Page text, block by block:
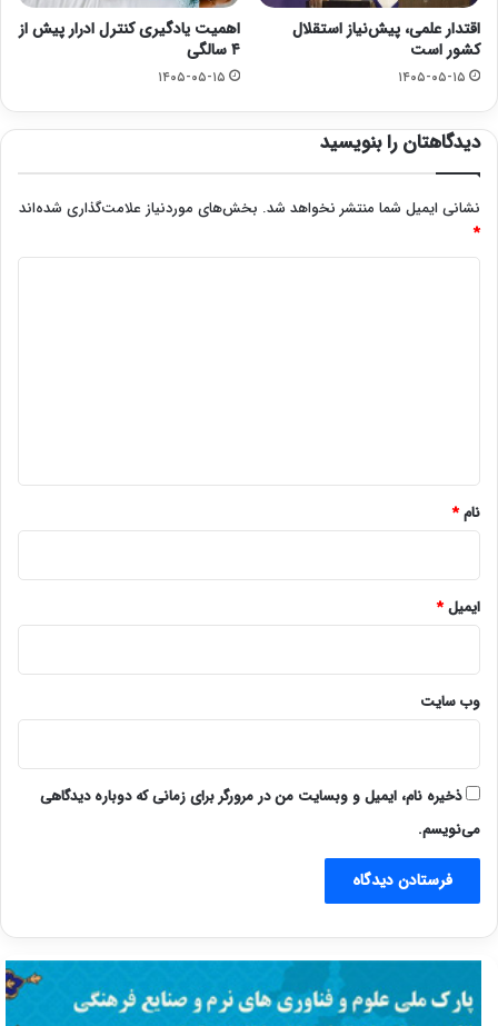
اقتدار علمی، پیش‌نیاز استقلال
کشور است
۱۴۰۵-۰۵-۱۵
اهمیت یادگیری کنترل ادرار پیش از
۴ سالگی
۱۴۰۵-۰۵-۱۵
دیدگاهتان را بنویسید
نشانی ایمیل شما منتشر نخواهد شد. بخش‌های موردنیاز علامت‌گذاری شده‌اند
*
نام*
ایمیل*
وب‌ سایت
ذخیره نام، ایمیل و وبسایت من در مرورگر برای زمانی که دوباره دیدگاهی
می‌نویسم.